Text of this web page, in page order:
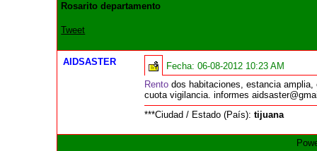
Rosarito departamento
Tweet
AIDSASTER Fecha:06-08-2012 10:23 AM
Rentodos habitaciones, estancia
cuota vigilancia. informes
***Ciudad / Estado (País):tijuana